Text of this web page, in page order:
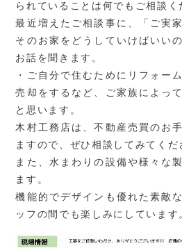
られていることは何でもご相談く
最近増えたご相談事に、「ご実
そのお家をどうしていけばいい
お話を聞きます。
・ご自分で住むためにリフォー
売却をするなど、ご家族によっ
と思います。
木村工務店は、不動産売買のお
ますので、ぜひ相談してみてくだ
また、水まわりの設備や様々な
ます。
機能的でデザインも優れた素敵
ッフの間でも楽しみにしています